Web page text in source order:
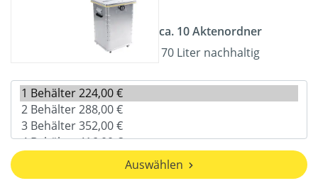
ca. 10 Aktenordner
70 Liter nachhaltig
Auswählen